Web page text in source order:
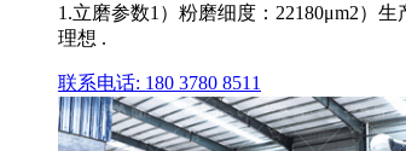
1.立磨参数1）粉磨细度：22180μm2）
理想 .
联系电话: 180 3780 8511